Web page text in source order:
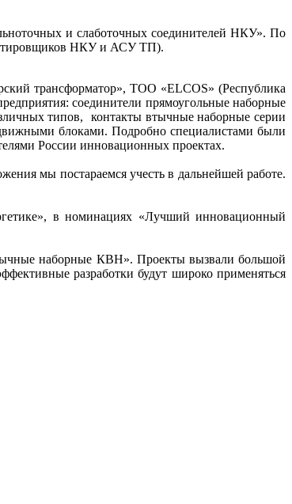
и слаботочных соединителей НКУ». По
НКУ и АСУ ТП).
трансформатор», ТОО «ELCOS» (Республика
соединители прямоугольные наборные
типов, контакты втычные наборные серии
блоками. Подробно специалистами были
России инновационных проектах.
мы постараемся учесть в дальнейшей работе.
в номинациях «Лучший инновационный
наборные КВН». Проекты вызвали большой
разработки будут широко применяться